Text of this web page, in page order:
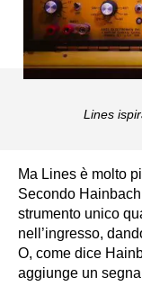
Lines
Ma Lines è molto
Secondo
strumento unico
nell’ingresso,
O, come dice
aggiunge un